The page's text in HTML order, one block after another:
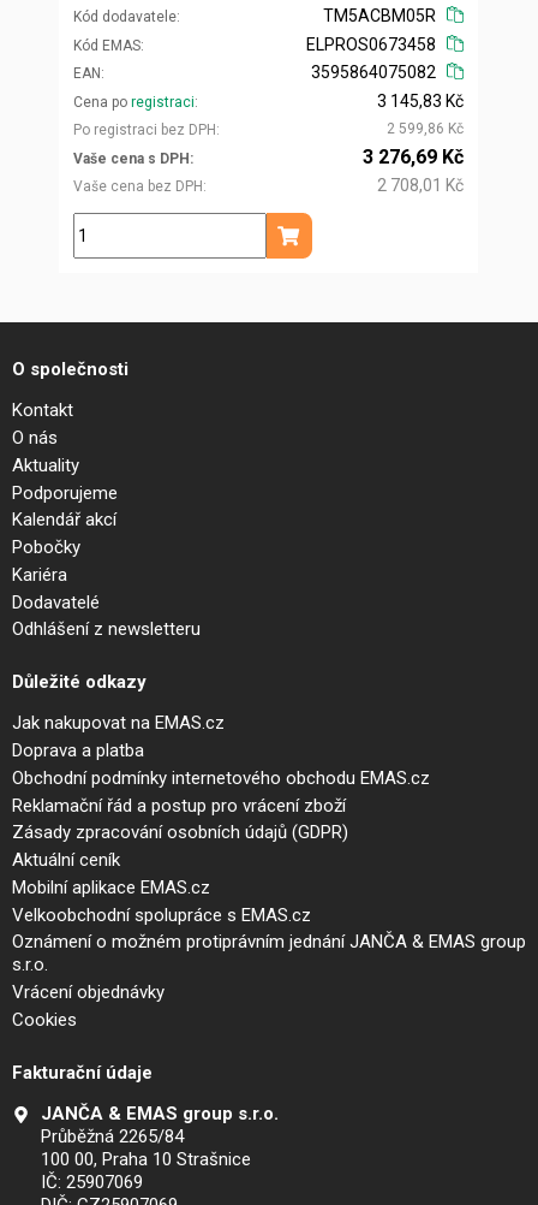
Kód dodavatele
TM5ACBM05R
Kód EMAS
EAN
ELPROS0673458
3595864075082
Cena po registraci
Po registraci bez DPH
3 145,83 Kč
2 599,86 Kč
Vaše cena s DPH
Vaše cena bez DPH
3 276,69 Kč
2 708,01 Kč
ks
Přidat do košíku
O společnosti
Kontakt
O nás
Aktuality
Podporujeme
Kalendář akcí
Pobočky
Kariéra
Dodavatelé
Odhlášení z newsletteru
Důležité odkazy
Jak nakupovat na EMAS.cz
Doprava a platba
Obchodní podmínky internetového obchodu EMAS.cz
Reklamační řád a postup pro vrácení zboží
Zásady zpracování osobních údajů (GDPR)
Aktuální ceník
Mobilní aplikace EMAS.cz
Velkoobchodní spolupráce s EMAS.cz
Oznámení o možném protiprávním jednání JANČA & EMAS group
s.r.o.
Vrácení objednávky
Cookies
Fakturační údaje
JANČA & EMAS group s.r.o.
Průběžná 2265/84
100 00, Praha 10 Strašnice
IČ: 25907069